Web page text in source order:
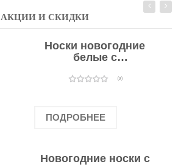
АКЦИИ И СКИДКИ
Носки новогодние
белые с
оленями(0)
ПОДРОБНЕЕ
Новогодние носки с